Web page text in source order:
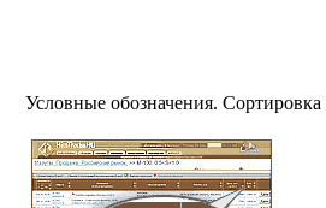
Условные обозначения.